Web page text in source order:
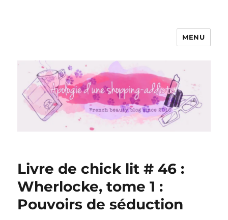
Apologie d'une Shopping-addicte
MENU
Livre de chick lit # 46 :
Wherlocke, tome 1 :
Pouvoirs de séduction